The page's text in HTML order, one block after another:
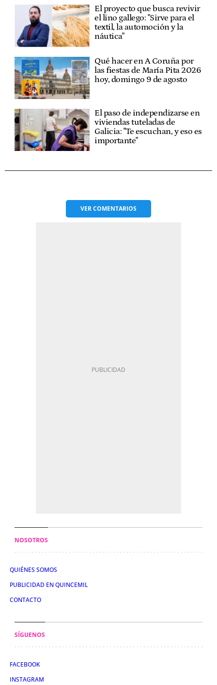
El proyecto que busca revivir
el lino gallego: "Sirve para el
textil, la automoción y la
náutica"
Qué hacer en A Coruña por
las fiestas de María Pita 2026
hoy, domingo 9 de agosto
El paso de independizarse en
viviendas tuteladas de
Galicia: "Te escuchan, y eso es
importante"
VERCOMENTARIOS
NOSOTROS
QUIÉNES SOMOS
PUBLICIDAD EN QUINCEMIL
CONTACTO
SÍGUENOS
FACEBOOK
INSTAGRAM